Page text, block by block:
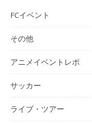
FCイベント
その他
アニメイベントレポ
サッカー
ライブ・ツアー